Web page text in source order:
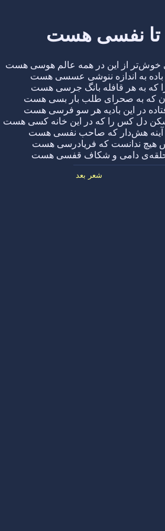
تا نفسی هست
خوش‌تر از این در همه عالم هوسی هست
باده به اندازه ننوشی عسسی هست
که به هر قافله بانگ جرسی هست
آن که به صحرای طلب بار بسی هست
در این بادیه هر سو فرسی هست
دل کس را که در این خانه کسی هست
آینه هش‌دار که صاحب نفسی هست
هیچ ندانست که فریادرسی هست
حلقه‌ی دامی و شکاف قفسی هست
شعر بعد